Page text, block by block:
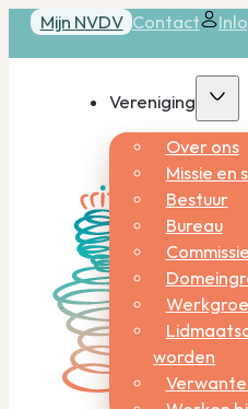
Mijn NVDV Contact
Vereniging
Over ons
Missie en
Bestuur
Bureau
worden